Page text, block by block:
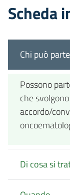
Scheda
Chi può
Possono
che
accordo/
Di cosa si